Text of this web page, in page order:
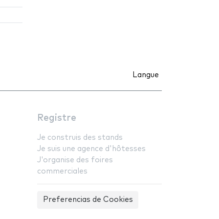
Langue
Registre
Je construis des stands
Je suis une agence d'hôtesses
J'organise des foires
commerciales
Preferencias de Cookies